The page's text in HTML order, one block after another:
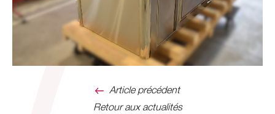
Article précédent
Retour aux actualités